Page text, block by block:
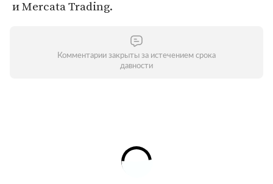
и Mercata Trading.
Комментарии закрыты за истечением срока
давности